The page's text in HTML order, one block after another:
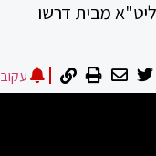
מבית דרשו
עקוב